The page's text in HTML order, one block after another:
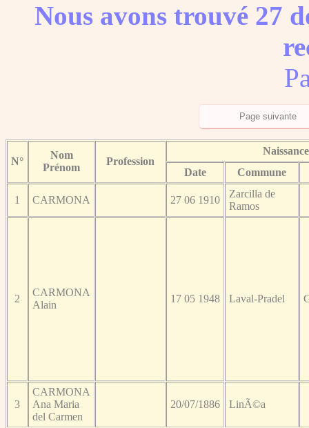
Nous avons trouvé 27
N°
Nom
Prénom
Profession
Naissance
Date
Commune
1 CARMONA 27 06 1910
Zarcilla de
Ramos
2
CARMONA
Alain
17 05 1948 Laval-Pradel
3
CARMONA
Ana Maria
del Carmen
20/07/1886 LinÃ©a